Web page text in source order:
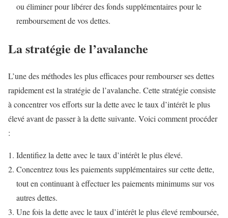
ou éliminer pour libérer des fonds supplémentaires pour le
remboursement de vos dettes.
La stratégie de l’avalanche
L’une des méthodes les plus efficaces pour rembourser ses dettes
rapidement est la stratégie de l’avalanche. Cette stratégie consiste
à concentrer vos efforts sur la dette avec le taux d’intérêt le plus
élevé avant de passer à la dette suivante. Voici comment procéder
:
Identifiez la dette avec le taux d’intérêt le plus élevé.
Concentrez tous les paiements supplémentaires sur cette dette,
tout en continuant à effectuer les paiements minimums sur vos
autres dettes.
Une fois la dette avec le taux d’intérêt le plus élevé remboursée,